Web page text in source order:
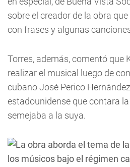
sobre el creador de la obra
con frases y algunas
Torres, además, comentó que
realizar el musical luego de
cubano José Perico
estadounidense que contara
semejaba a la suya.